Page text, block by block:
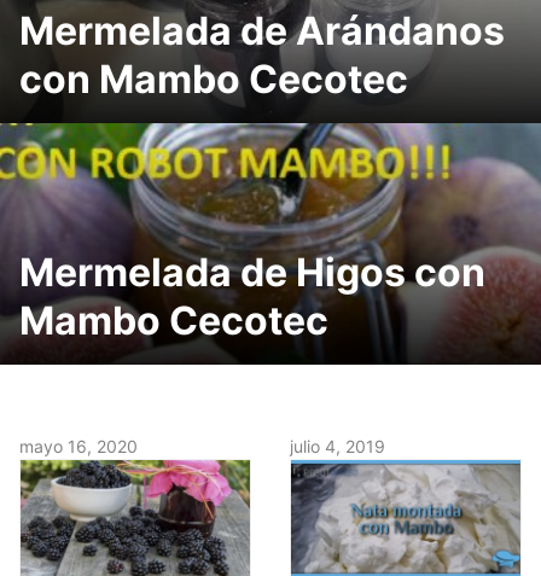
Mermelada de Arándanos
con Mambo Cecotec
Mermelada de Higos con
Mambo Cecotec
mayo 16, 2020 julio 4, 2019